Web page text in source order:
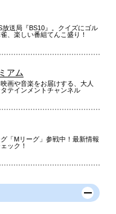
放送局『BS10』。クイズにゴル
、楽しい番組てんこ盛り！
アム
画や音楽をお届けする、大人
テインメントチャンネル
「Mリーグ」参戦中！最新情報
ック！